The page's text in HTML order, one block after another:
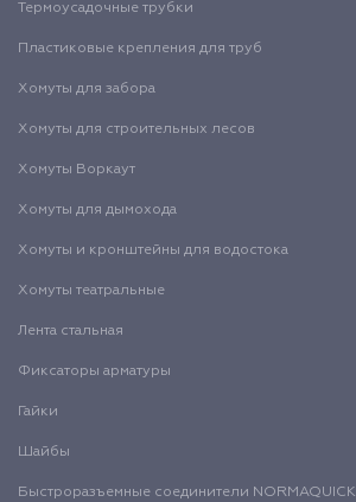
Термоусадочные трубки
Пластиковые крепления для труб
Хомуты для забора
Хомуты для строительных лесов
Хомуты Воркаут
Хомуты для дымохода
Хомуты и кронштейны для водостока
Хомуты театральные
Лента стальная
Фиксаторы арматуры
Гайки
Шайбы
Быстроразъемные соединители NORMAQUICK